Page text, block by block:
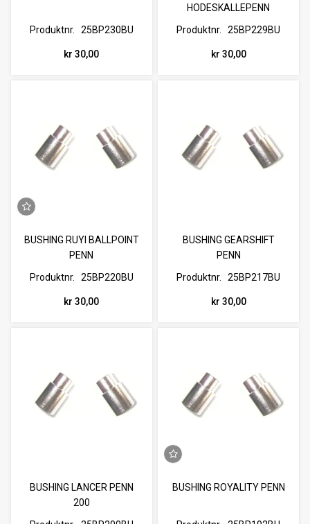
Produktnr. 25BP230BU
kr 30,00
HODESKALLEPENN
Produktnr.
25BP229BU
kr 30,00
BUSHING RUYI BALLPOINT
PENN
Produktnr.
25BP220BU
kr 30,00
BUSHING GEARSHIFT
PENN
Produktnr.
25BP217BU
kr 30,00
BUSHING LANCER PENN
200
BUSHING ROYALITY PENN